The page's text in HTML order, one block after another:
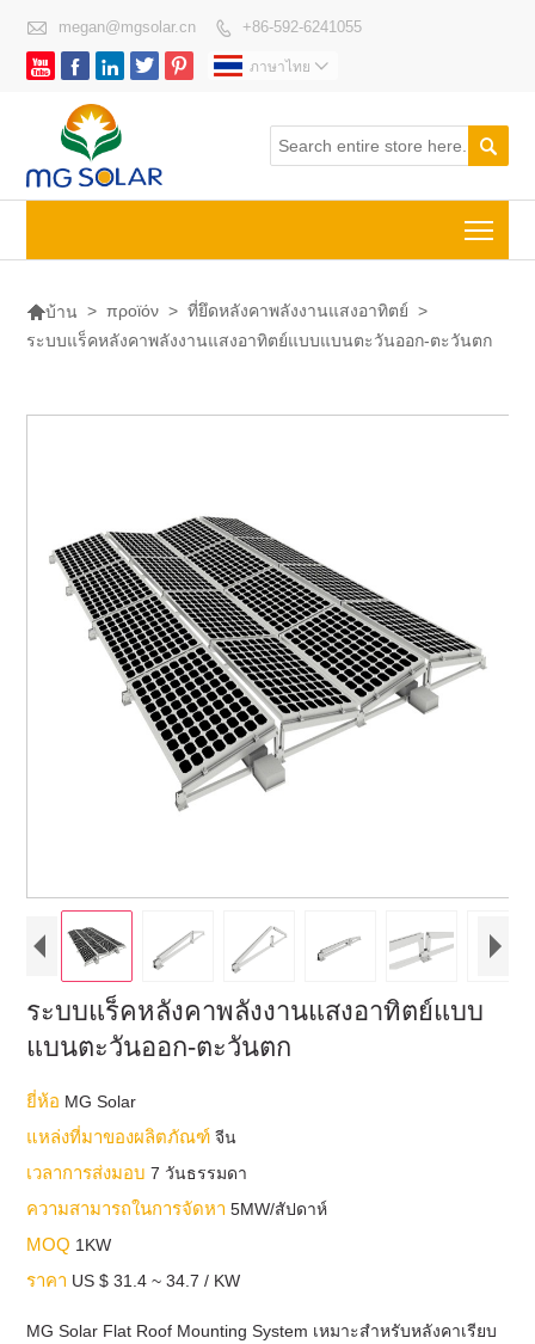
 megan@mgsolar.cn  +86-592-6241055
     ภาษาไทย 

บ้าน > προϊόν > ที่ยึดหลังคาพลังงานแสงอาทิตย์ >
ระบบแร็คหลังคาพลังงานแสงอาทิตย์แบบแบนตะวันออก-ตะวันตก
ระบบแร็คหลังคาพลังงานแสงอาทิตย์แบบ
แบนตะวันออก-ตะวันตก
ยี่ห้อ MG Solar
แหล่งที่มาของผลิตภัณฑ์จีน
เวลาการส่งมอบ7 วันธรรมดา
ความสามารถในการจัดหา5MW/สัปดาห์
MOQ 1KW
ราคา US $ 31.4 ~ 34.7 / KW
MG Solar Flat Roof Mounting System เหมาะสำหรับหลังคาเรียบ